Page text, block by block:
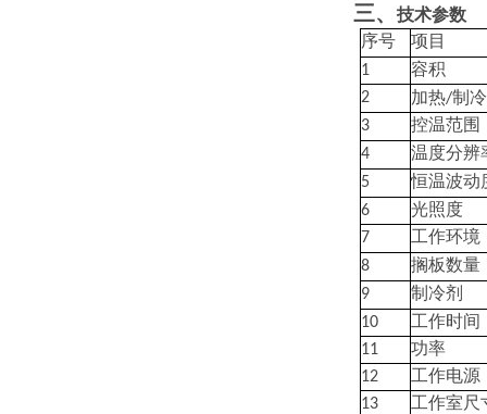
三、 技术参数
序号
项目
1
容积
2
加热/制
3
控温范围
4
温度分辨
5
恒温波动
6
光照度
7
工作环境
8
搁板数量
9
制冷剂
10
工作时间
11
功率
12
工作电源
13
工作室尺